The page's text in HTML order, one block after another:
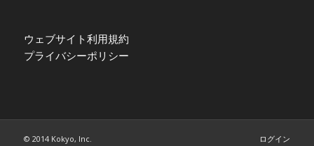
ウェブサイト利用規約
プライバシーポリシー
© 2014 Kokyo, Inc. ログイン